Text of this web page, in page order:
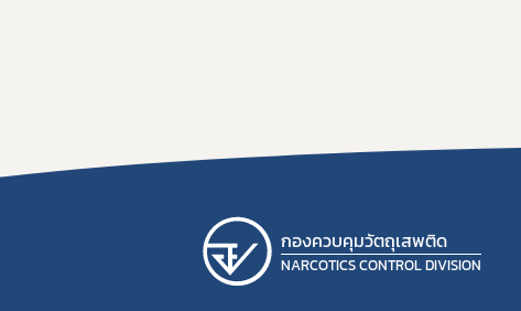
กองควบคุมวัตถุเสพติด
NARCOTICS CONTROL DIVISION